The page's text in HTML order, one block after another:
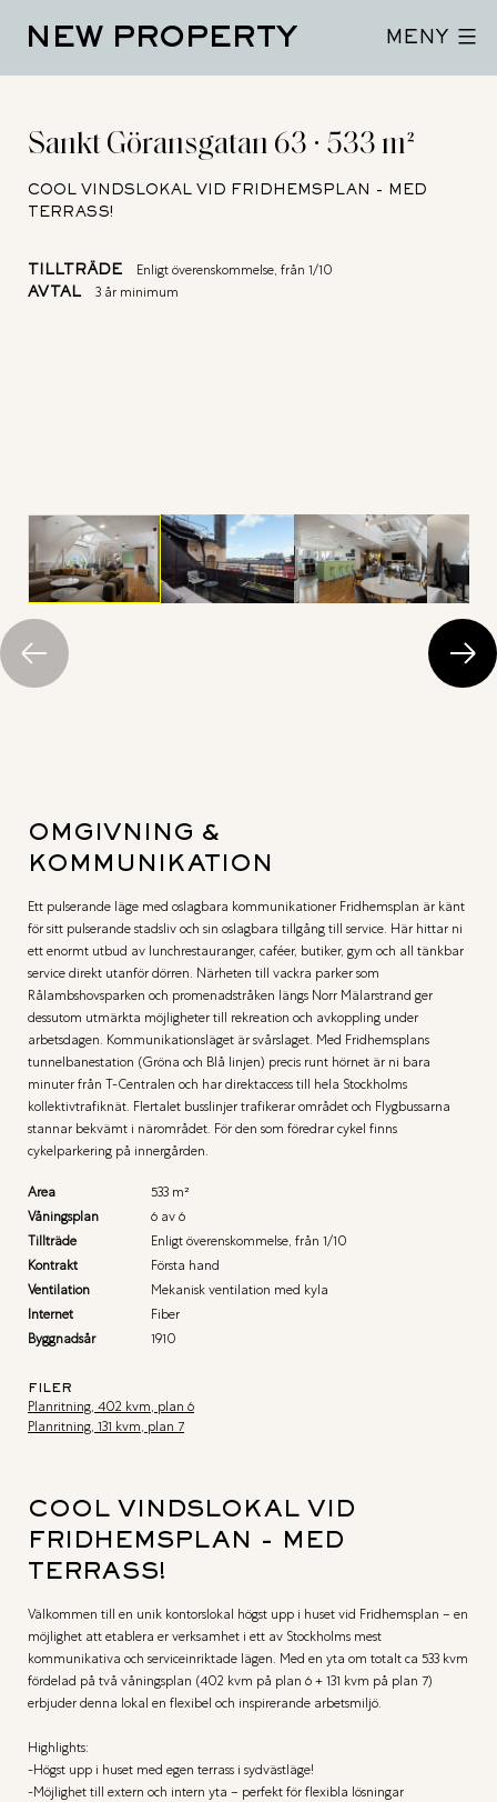
NEW PROPERTY MENY
Sankt Göransgatan 63 · 533 m²
COOL VINDSLOKAL VID FRIDHEMSPLAN - MED
TERRASS!
TILLTRÄDE Enligt överenskommelse, från 1/10
AVTAL 3 år minimum
OMGIVNING &
KOMMUNIKATION
Ett pulserande läge med oslagbara kommunikationer Fridhemsplan är känt
för sitt pulserande stadsliv och sin oslagbara tillgång till service. Här hittar ni
ett enormt utbud av lunchrestauranger, caféer, butiker, gym och all tänkbar
service direkt utanför dörren. Närheten till vackra parker som
Rålambshovsparken och promenadstråken längs Norr Mälarstrand ger
dessutom utmärkta möjligheter till rekreation och avkoppling under
arbetsdagen. Kommunikationsläget är svårslaget. Med Fridhemsplans
tunnelbanestation (Gröna och Blå linjen) precis runt hörnet är ni bara
minuter från T-Centralen och har direktaccess till hela Stockholms
kollektivtrafiknät. Flertalet busslinjer trafikerar området och Flygbussarna
stannar bekvämt i närområdet. För den som föredrar cykel finns
cykelparkering på innergården.
Area
533 m²
Våningsplan
6 av 6
Tillträde
Enligt överenskommelse, från 1/10
Kontrakt
Första hand
Ventilation
Mekanisk ventilation med kyla
Internet
Fiber
Byggnadsår
1910
FILER
Planritning, 402 kvm, plan 6
Planritning, 131 kvm, plan 7
COOL VINDSLOKAL VID
FRIDHEMSPLAN - MED
TERRASS!
Välkommen till en unik kontorslokal högst upp i huset vid Fridhemsplan – en
möjlighet att etablera er verksamhet i ett av Stockholms mest
kommunikativa och serviceinriktade lägen. Med en yta om totalt ca 533 kvm
fördelad på två våningsplan (402 kvm på plan 6 + 131 kvm på plan 7)
erbjuder denna lokal en flexibel och inspirerande arbetsmiljö.
Highlights:
-Högst upp i huset med egen terrass i sydvästläge!
-Möjlighet till extern och intern yta – perfekt för flexibla lösningar